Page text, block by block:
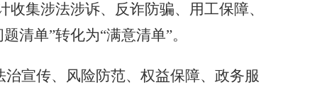
集涉法涉诉、反诈防骗、用工保障、
题清单”转化为“满意清单”。
宣传、风险防范、权益保障、政务服